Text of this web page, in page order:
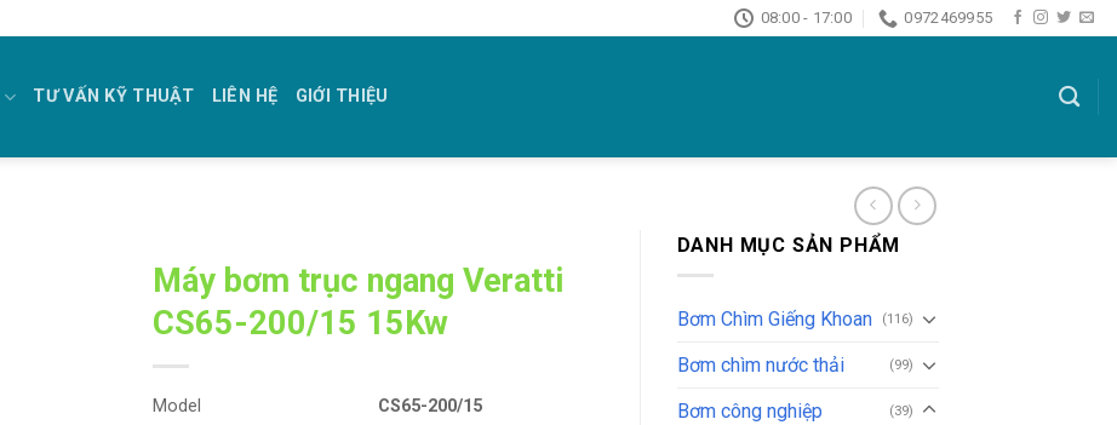
08:00 - 17:00 0972469955
TƯ VẤN KỸ THUẬT LIÊN HỆ GIỚI THIỆU
Máy bơm trục ngang Veratti
CS65-200/15 15Kw
Model
CS65-200/15
DANH MỤC SẢN PHẨM
Bơm Chìm Giếng Khoan (116)
Bơm chìm nước thải (99)
Bơm công nghiệp (39)